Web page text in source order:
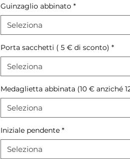
Guinzaglio abbinato *
Seleziona
Porta sacchetti ( 5 € di sconto) *
Seleziona
Medaglietta abbinata (10 € anziché
Seleziona
Iniziale pendente *
Seleziona